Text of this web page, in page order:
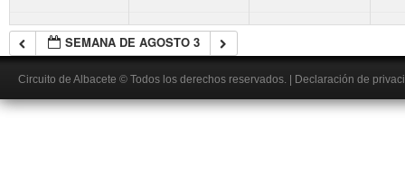
SEMANA DE AGOSTO 3
Circuito de Albacete © Todos los derechos reservados. Declaración de